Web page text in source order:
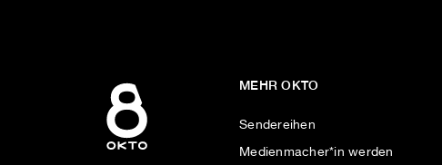
MEHR OKTO
Sendereihen
Medienmacher*in werden